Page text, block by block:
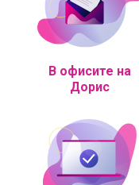
В офисите на
Дорис